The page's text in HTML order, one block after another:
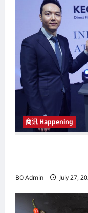
o
n
商讯 Happening
BO Admin July 27,